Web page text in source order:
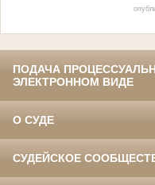
ПОДАЧА
ЭЛЕКТРОННОМ ВИДЕ
О СУДЕ
СУДЕЙСКОЕ